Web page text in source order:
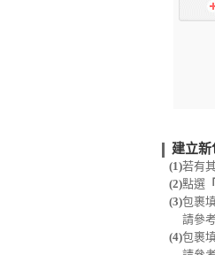
建立新
(1)若有
(2)點選
(3)包裹
請參考
(4)包裹